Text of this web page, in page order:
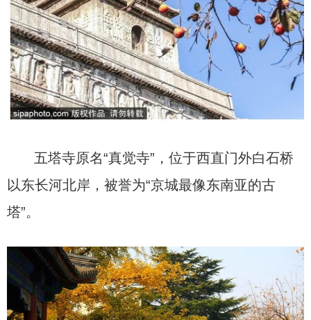
五塔寺原名“真觉寺”，位于西直门外白石桥
以东长河北岸，被誉为“京城最像东南亚的古
塔”。